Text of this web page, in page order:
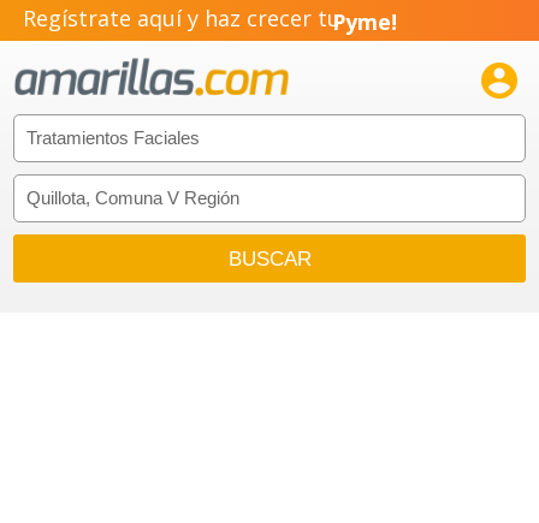
Regístrate aquí y haz crecer tuPyme!
Emprendimiento!
